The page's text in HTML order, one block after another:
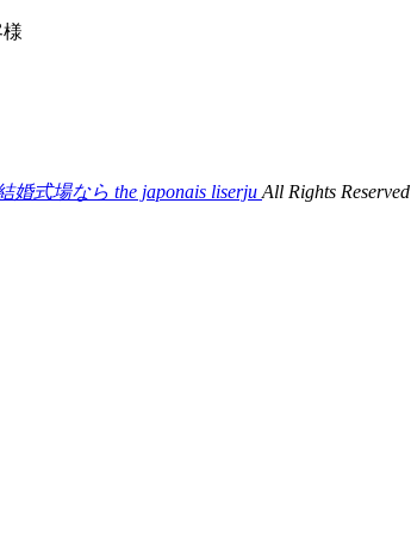
式場なら the japonais liserju All Rights Reserved